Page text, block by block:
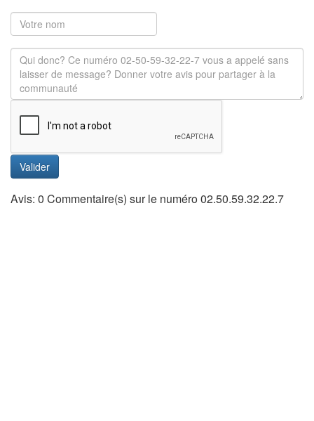
Valider
Avis: 0 Commentaire(s) sur le numéro 02.50.59.32.22.7